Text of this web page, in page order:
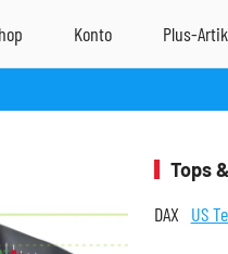
Tops
DAX US